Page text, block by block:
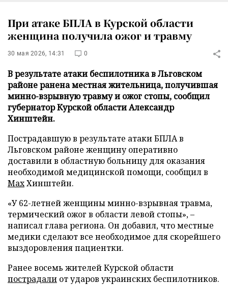
При атаке БПЛА в Курской области
женщина получила ожог и травму
30 мая 2026, 14:31 0
В результате атаки беспилотника в Льговском
районе ранена местная жительница, получившая
минно-взрывную травму и ожог стопы, сообщил
губернатор Курской области Александр
Хинштейн.
Пострадавшую в результате атаки БПЛА в
Льговском районе женщину оперативно
доставили в областную больницу для оказания
необходимой медицинской помощи, сообщил в
MaxХинштейн.
«У 62-летней женщины минно-взрывная травма,
термический ожог в области левой стопы», –
написал глава региона. Он добавил, что местные
медики сделают все необходимое для скорейшего
выздоровления пациентки.
Ранее восемь жителей Курской области
пострадали от ударов украинских беспилотников.